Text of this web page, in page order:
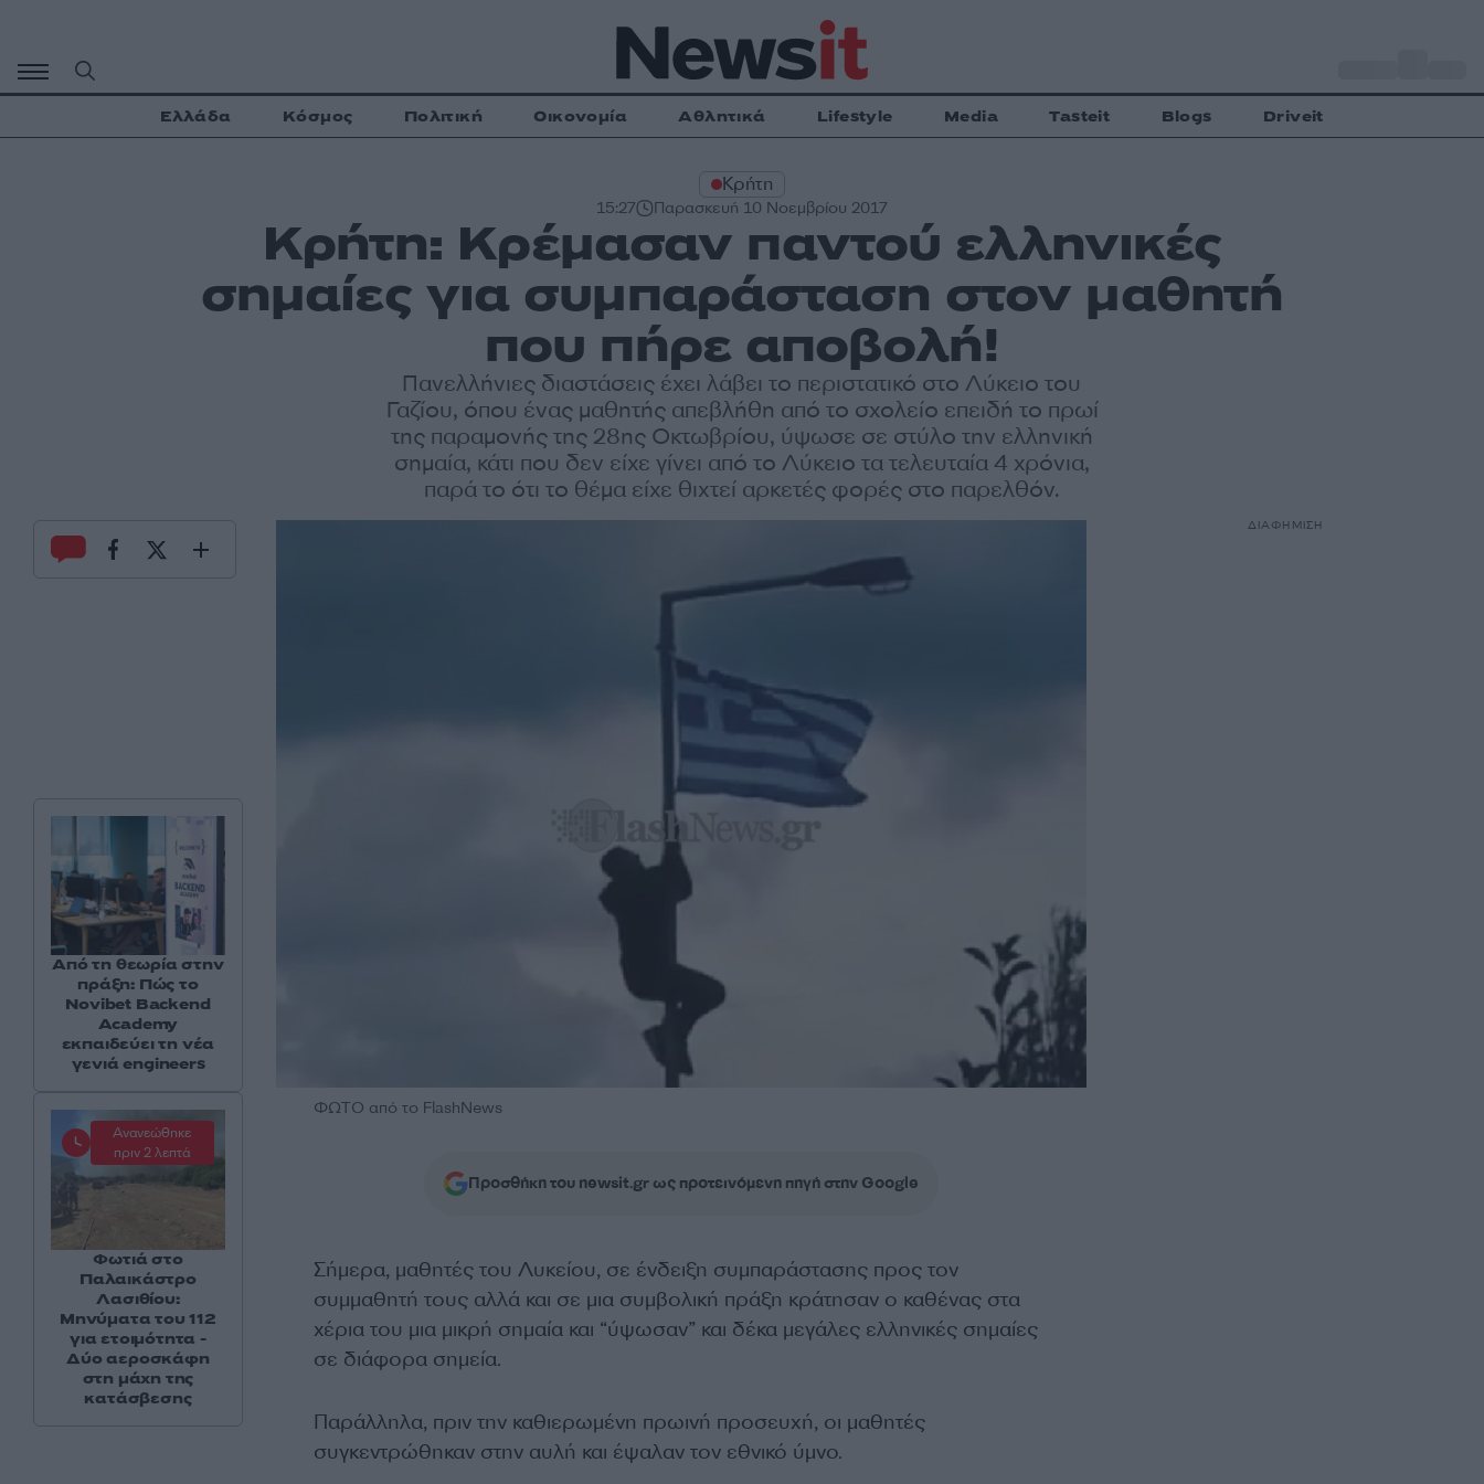
περιεχόμενο
Ελλάδα Κόσμος Πολιτική Οικονομία Αθλητικά Lifestyle Media Tasteit Blogs Driveit
Κρήτη
15:27 Παρασκευή 10 Νοεμβρίου 2017
Κρήτη: Κρέμασαν παντού ελληνικές
σημαίες για συμπαράσταση στον μαθητή
που πήρε αποβολή!
Πανελλήνιες διαστάσεις έχει λάβει το περιστατικό στο Λύκειο του
Γαζίου, όπου ένας μαθητής απεβλήθη από το σχολείο επειδή το πρωί
της παραμονής της 28ης Οκτωβρίου, ύψωσε σε στύλο την ελληνική
σημαία, κάτι που δεν είχε γίνει από το Λύκειο τα τελευταία 4 χρόνια,
παρά το ότι το θέμα είχε θιχτεί αρκετές φορές στο παρελθόν.
ΦΩΤΟ από το FlashNews
Προσθήκη του newsit.gr ως προτεινόμενη πηγή στην Google
Σήμερα, μαθητές του Λυκείου, σε ένδειξη συμπαράστασης προς τον
συμμαθητή τους αλλά και σε μια συμβολική πράξη κράτησαν ο καθένας στα
χέρια του μια μικρή σημαία και “ύψωσαν” και δέκα μεγάλες ελληνικές σημαίες
σε διάφορα σημεία.
Παράλληλα, πριν την καθιερωμένη πρωινή προσευχή, οι μαθητές
συγκεντρώθηκαν στην αυλή και έψαλαν τον εθνικό ύμνο.
Από τη θεωρία στην
πράξη: Πώς το
Novibet Backend
Academy
εκπαιδεύει τη νέα
γενιά engineers
Ανανεώθηκε
πριν 2 λεπτά
Φωτιά στο
Παλαικάστρο
Λασιθίου:
Μηνύματα του 112
για ετοιμότητα -
Δύο αεροσκάφη
στη μάχη της
κατάσβεσης
ΔΙΑΦΗΜΙΣΗ